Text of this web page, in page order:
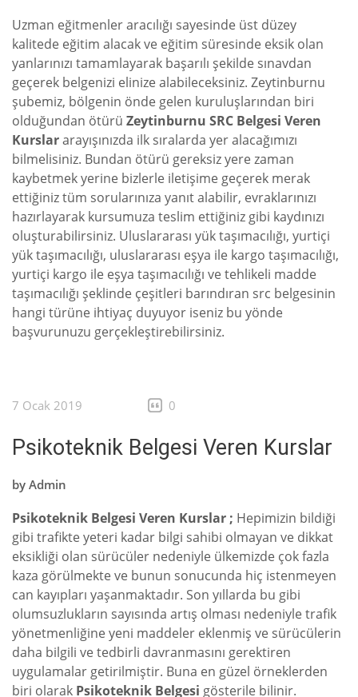
Uzman eğitmenler aracılığı sayesinde üst düzey
kalitede eğitim alacak ve eğitim süresinde eksik olan
yanlarınızı tamamlayarak başarılı şekilde sınavdan
geçerek belgenizi elinize alabileceksiniz. Zeytinburnu
şubemiz, bölgenin önde gelen kuruluşlarından biri
olduğundan ötürü Zeytinburnu SRC Belgesi Veren
Kurslararayışınızda ilk sıralarda yer alacağımızı
bilmelisiniz. Bundan ötürü gereksiz yere zaman
kaybetmek yerine bizlerle iletişime geçerek merak
ettiğiniz tüm sorularınıza yanıt alabilir, evraklarınızı
hazırlayarak kursumuza teslim ettiğiniz gibi kaydınızı
oluşturabilirsiniz. Uluslararası yük taşımacılığı, yurtiçi
yük taşımacılığı, uluslararası eşya ile kargo taşımacılığı,
yurtiçi kargo ile eşya taşımacılığı ve tehlikeli madde
taşımacılığı şeklinde çeşitleri barındıran src belgesinin
hangi türüne ihtiyaç duyuyor iseniz bu yönde
başvurunuzu gerçekleştirebilirsiniz.
7 Ocak 2019 0
Psikoteknik Belgesi Veren Kurslar
by Admin
Psikoteknik Belgesi Veren Kurslar ; Hepimizin bildiği
gibi trafikte yeteri kadar bilgi sahibi olmayan ve dikkat
eksikliği olan sürücüler nedeniyle ülkemizde çok fazla
kaza görülmekte ve bunun sonucunda hiç istenmeyen
can kayıpları yaşanmaktadır. Son yıllarda bu gibi
olumsuzlukların sayısında artış olması nedeniyle trafik
yönetmenliğine yeni maddeler eklenmiş ve sürücülerin
daha bilgili ve tedbirli davranmasını gerektiren
uygulamalar getirilmiştir. Buna en güzel örneklerden
biri olarak Psikoteknik Belgesi gösterile bilinir.